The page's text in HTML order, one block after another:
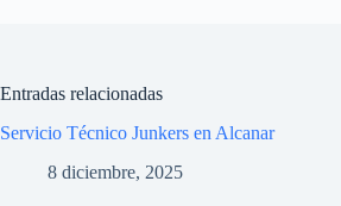
Entradas relacionadas
Servicio Técnico Junkers en Alcanar
8 diciembre, 2025